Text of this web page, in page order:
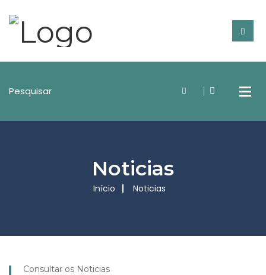
Noticias
Início Noticias
Consultar os Noticias